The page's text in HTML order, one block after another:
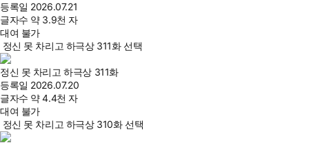
등록일 2026.07.21
글자수 약 3.9천 자
대여 불가
정신 못 차리고 하극상 311화 선택
정신 못 차리고 하극상 311화
등록일 2026.07.20
글자수 약 4.4천 자
대여 불가
정신 못 차리고 하극상 310화 선택